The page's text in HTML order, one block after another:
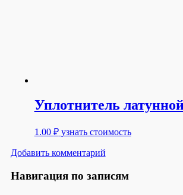
Уплотнитель
1.00 ₽ узнать стоимость
Добавить комментарий
Навигация по записям